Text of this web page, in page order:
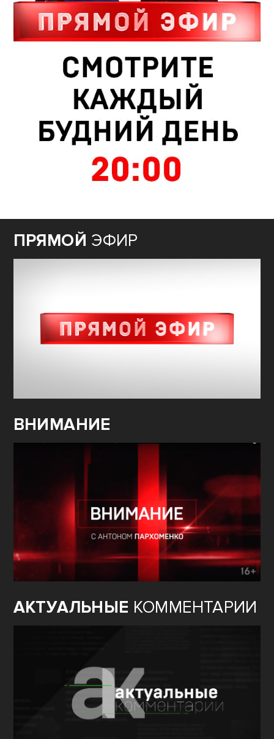
ПРЯМОЙ ЭФИР
ВНИМАНИЕ
АКТУАЛЬНЫЕ КОММЕНТАРИИ